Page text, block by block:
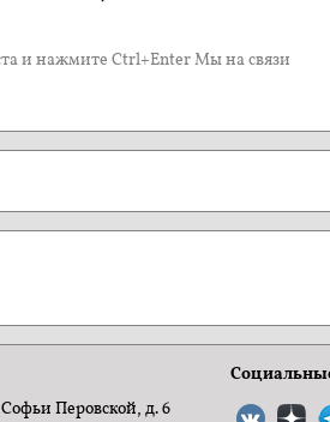
и нажмите Ctrl+Enter Мы на связи
Софьи Перовской, д. 6